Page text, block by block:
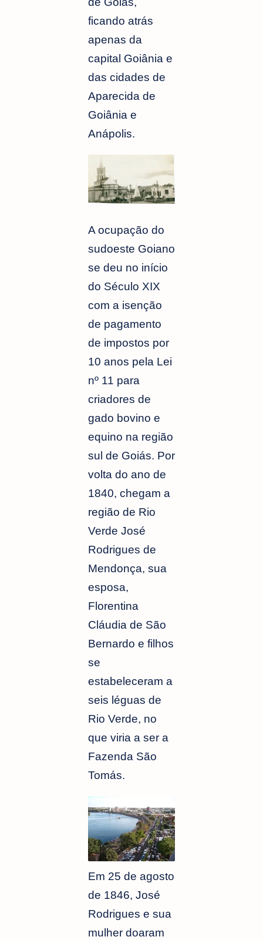
ficando atrás
apenas da
capital Goiânia e
das cidades de
Aparecida de
Goiânia e
Anápolis.
A ocupação do
sudoeste Goiano
se deu no início
do Século XIX
com a isenção
de pagamento
de impostos por
10 anos pela Lei
nº 11 para
criadores de
gado bovino e
equino na região
sul de Goiás. Por
volta do ano de
1840, chegam a
região de Rio
Verde José
Rodrigues de
Mendonça, sua
esposa,
Florentina
Cláudia de São
Bernardo e filhos
se
estabeleceram a
seis léguas de
Rio Verde, no
que viria a ser a
Fazenda São
Tomás.
Em 25 de agosto
de 1846, José
Rodrigues e sua
mulher doaram